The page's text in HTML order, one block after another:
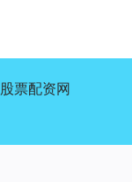
股票配资网